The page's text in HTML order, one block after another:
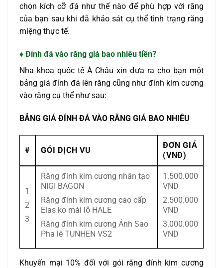
chọn kích cỡ đá như thế nào để phù hợp với răng
của bạn sau khi đã khảo sát cụ thể tình trạng răng
miệng thực tế.
♦ Đính đá vào răng giá bao nhiêu tiền?
Nha khoa quốc tế Á Châu xin đưa ra cho bạn một
bảng giá đính đá lên răng cũng như đính kim cương
vào răng cụ thể như sau:
BẢNG GIÁ ĐÍNH ĐÁ VÀO RĂNG GIÁ BAO NHIÊU
# GÓI DỊCH VU
ĐƠN GIÁ
(VNĐ)
1
2
3
Răng đính kim cương nhân tạo
NIGI BAGON
Răng đính kim cương cao cấp
Elas ko mài lỗ HALE
Răng đính kim cương Ánh Sao
Pha lê TUNHEN VS2
1.500.000
VND
2.500.000
VND
3.000.000
VND
Khuyến mại 10% đối với gói răng đính kim cương